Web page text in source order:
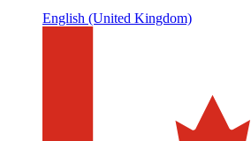
English (United Kingdom)